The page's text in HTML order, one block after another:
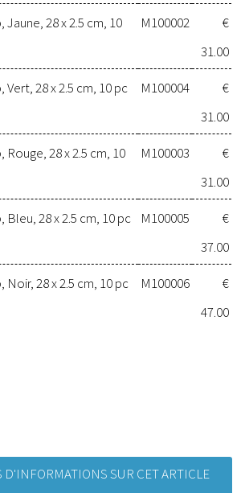
28 x 2.5 cm, 10
M100002
€
31.00
28 x 2.5 cm, 10 pc M100004
€
31.00
28 x 2.5 cm, 10
M100003
€
31.00
28 x 2.5 cm, 10 pc M100005
€
37.00
28 x 2.5 cm, 10 pc M100006
€
47.00
D'INFORMATIONS SUR CET ARTICLE